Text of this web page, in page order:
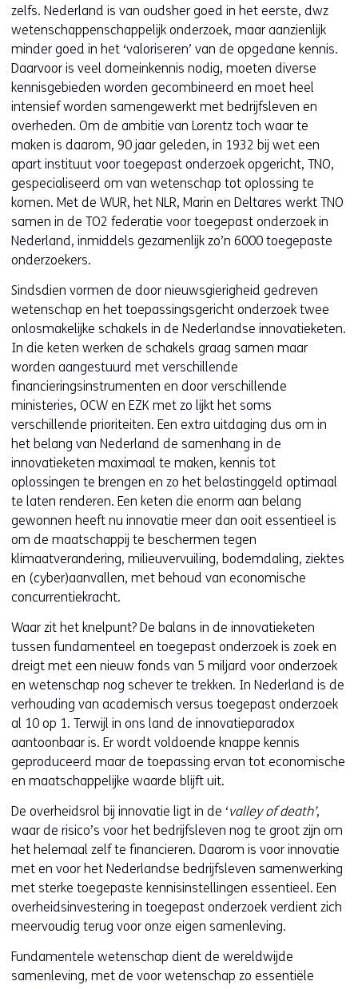
zelfs. Nederland is van oudsher goed in het eerste, dwz
wetenschappenschappelijk onderzoek, maar aanzienlijk
minder goed in het ‘valoriseren’ van de opgedane kennis.
Daarvoor is veel domeinkennis nodig, moeten diverse
kennisgebieden worden gecombineerd en moet heel
intensief worden samengewerkt met bedrijfsleven en
overheden. Om de ambitie van Lorentz toch waar te
maken is daarom, 90 jaar geleden, in 1932 bij wet een
apart instituut voor toegepast onderzoek opgericht, TNO,
gespecialiseerd om van wetenschap tot oplossing te
komen. Met de WUR, het NLR, Marin en Deltares werkt TNO
samen in de TO2 federatie voor toegepast onderzoek in
Nederland, inmiddels gezamenlijk zo’n 6000 toegepaste
onderzoekers.
Sindsdien vormen de door nieuwsgierigheid gedreven
wetenschap en het toepassingsgericht onderzoek twee
onlosmakelijke schakels in de Nederlandse innovatieketen.
In die keten werken de schakels graag samen maar
worden aangestuurd met verschillende
financieringsinstrumenten en door verschillende
ministeries, OCW en EZK met zo lijkt het soms
verschillende prioriteiten. Een extra uitdaging dus om in
het belang van Nederland de samenhang in de
innovatieketen maximaal te maken, kennis tot
oplossingen te brengen en zo het belastinggeld optimaal
te laten renderen. Een keten die enorm aan belang
gewonnen heeft nu innovatie meer dan ooit essentieel is
om de maatschappij te beschermen tegen
klimaatverandering, milieuvervuiling, bodemdaling, ziektes
en (cyber)aanvallen, met behoud van economische
concurrentiekracht.
Waar zit het knelpunt? De balans in de innovatieketen
tussen fundamenteel en toegepast onderzoek is zoek en
dreigt met een nieuw fonds van 5 miljard voor onderzoek
en wetenschap nog schever te trekken. In Nederland is de
verhouding van academisch versus toegepast onderzoek
al 10 op 1. Terwijl in ons land de innovatieparadox
aantoonbaar is. Er wordt voldoende knappe kennis
geproduceerd maar de toepassing ervan tot economische
en maatschappelijke waarde blijft uit.
De overheidsrol bij innovatie ligt in de ‘valley of death’,
waar de risico’s voor het bedrijfsleven nog te groot zijn om
het helemaal zelf te financieren. Daarom is voor innovatie
met en voor het Nederlandse bedrijfsleven samenwerking
met sterke toegepaste kennisinstellingen essentieel. Een
overheidsinvestering in toegepast onderzoek verdient zich
meervoudig terug voor onze eigen samenleving.
Fundamentele wetenschap dient de wereldwijde
samenleving, met de voor wetenschap zo essentiële